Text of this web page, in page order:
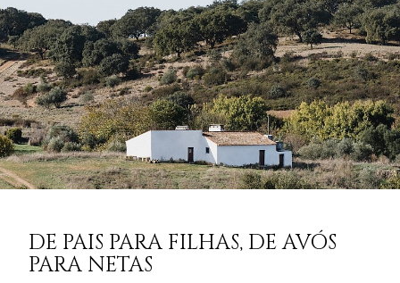
DE PAIS PARA FILHAS, DE AVÓS
PARA NETAS